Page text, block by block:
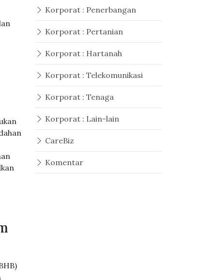
Korporat : Penerbangan
Korporat : Pertanian
Korporat : Hartanah
Korporat : Telekomunikasi
Korporat : Tenaga
Korporat : Lain-lain
CareBiz
Komentar